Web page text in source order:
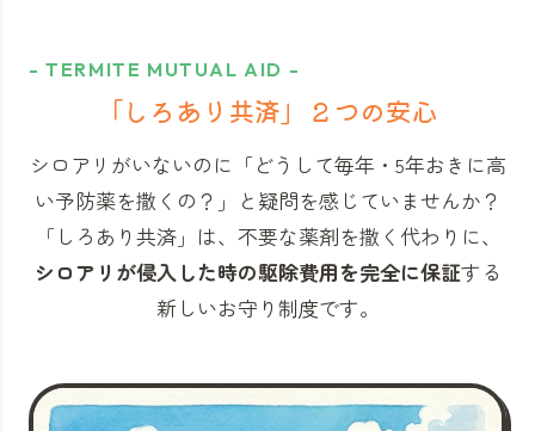
- TERMITE MUTUAL AID -
「しろあり共済」 ２つの安心
シロアリがいないのに「どうして毎年・5年おきに高
い予防薬を撒くの？」と 疑問を感じていませんか？
「しろあり共済」 は、不要な薬剤を撒く代わりに、
シロアリが侵入した時の駆除費用を完全に保証する
新しいお守り制度です。